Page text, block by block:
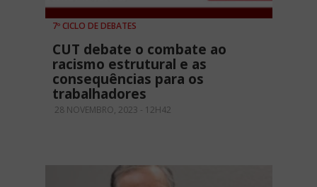
7º CICLO DE DEBATES
CUT debate o combate ao
racismo estrutural e as
consequências para os
trabalhadores
28 NOVEMBRO, 2023 - 12H42